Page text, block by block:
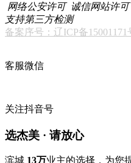
网络公安许可 诚信网站许可
支持第三方检测
备案序号：辽ICP备15001171
客服微信
关注抖音号
选杰美 · 请放心
滨城 13万业主的选择，为您